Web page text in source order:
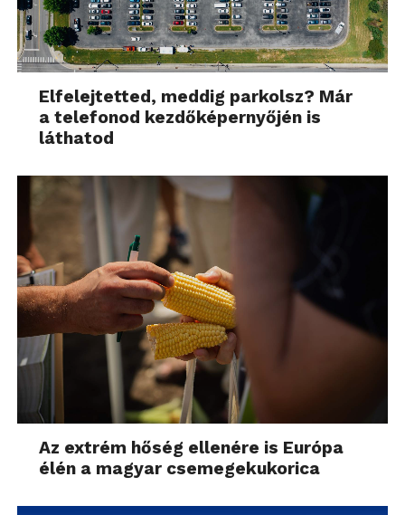
Elfelejtetted, meddig parkolsz? Már
a telefonod kezdőképernyőjén is
láthatod
Az extrém hőség ellenére is Európa
élén a magyar csemegekukorica